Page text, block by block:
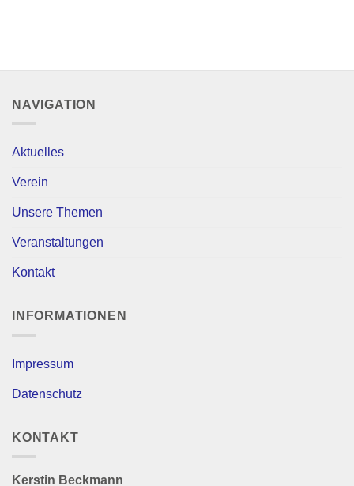
NAVIGATION
Aktuelles
Verein
Unsere Themen
Veranstaltungen
Kontakt
INFORMATIONEN
Impressum
Datenschutz
KONTAKT
Kerstin Beckmann